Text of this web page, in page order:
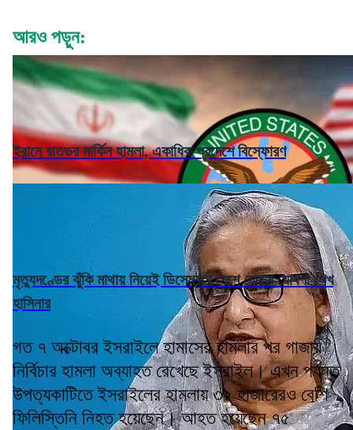
আরও পড়ুন:
ইরানে রাতভর মার্কিন হামলা, একাধিক প্রদেশে বিস্ফোরণ
মৃত্যুদণ্ডের ঝুঁকি মাথায় নিয়েই ডিসেম্বরে দেশে ফেরার ঘোষণা শেখ
হাসিনার
গত ৭ অক্টোবর ইসরাইলে হামাসের হামলার পর গাজায়
নির্বিচার হামলা অব্যাহত রেখেছে ইসরাইল। এখন পর্যন্ত
উপত্যকাটিতে ইসরাইলের হামলায় ৩২ হাজারেরও বেশি
ফিলিস্তিনি নিহত হয়েছেন। আহত হয়েছেন ৭৫